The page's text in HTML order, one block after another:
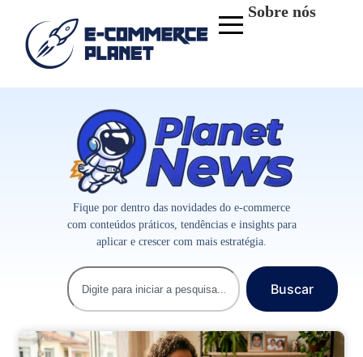
Sobre nós
Fique por dentro das novidades do e-commerce
com conteúdos práticos, tendências e insights para
aplicar e crescer com mais estratégia.
Buscar